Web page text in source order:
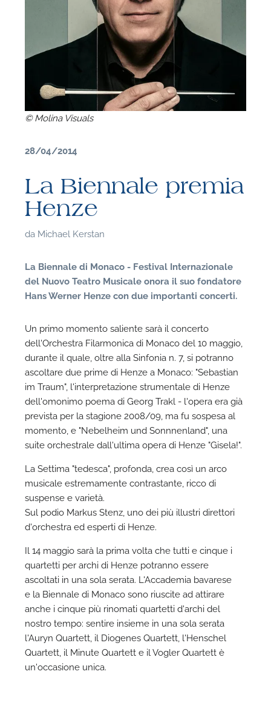
© Molina Visuals
28/04/2014
La Biennale premia
Henze
da Michael Kerstan
La Biennale di Monaco - Festival Internazionale
del Nuovo Teatro Musicale onora il suo fondatore
Hans Werner Henze con due importanti concerti.
Un primo momento saliente sarà il concerto
dell'Orchestra Filarmonica di Monaco del 10 maggio,
durante il quale, oltre alla Sinfonia n. 7, si potranno
ascoltare due prime di Henze a Monaco: "Sebastian
im Traum", l'interpretazione strumentale di Henze
dell'omonimo poema di Georg Trakl - l'opera era già
prevista per la stagione 2008/09, ma fu sospesa al
momento, e "Nebelheim und Sonnnenland", una
suite orchestrale dall'ultima opera di Henze "Gisela!".
La Settima "tedesca", profonda, crea così un arco
musicale estremamente contrastante, ricco di
suspense e varietà.
Sul podio Markus Stenz, uno dei più illustri direttori
d'orchestra ed esperti di Henze.
Il 14 maggio sarà la prima volta che tutti e cinque i
quartetti per archi di Henze potranno essere
ascoltati in una sola serata. L'Accademia bavarese
e la Biennale di Monaco sono riuscite ad attirare
anche i cinque più rinomati quartetti d'archi del
nostro tempo: sentire insieme in una sola serata
l'Auryn Quartett, il Diogenes Quartett, l'Henschel
Quartett, il Minute Quartett e il Vogler Quartett è
un'occasione unica.